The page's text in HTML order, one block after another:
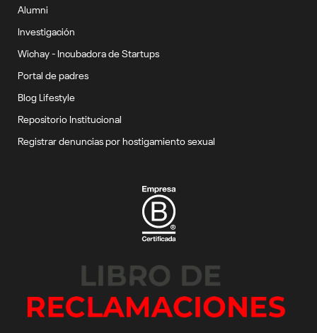
Alumni
Investigación
Wichay - Incubadora de Startups
Portal de padres
Blog Lifestyle
Repositorio Institucional
Registrar denuncias por hostigamiento sexual